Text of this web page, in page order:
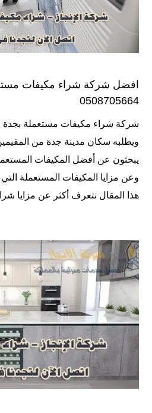
افضل شركة شراء مكيفات
0508705664
شركة شراء مكيفات مستعملة بجدة
ويطلبه سكان مدينة جدة من
يبحثون عن أفضل المكيفات
وعن مزايا المكيفات المستعملة
هذا المقال نتعرف أكثر عن مزايا